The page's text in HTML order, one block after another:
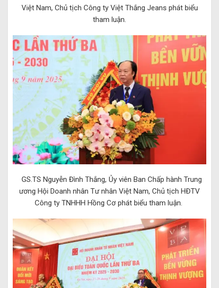
Việt Nam, Chủ tịch Công ty Việt Thắng Jeans phát biểu
tham luận.
GS.TS Nguyễn Đình Thắng, Ủy viên Ban Chấp hành Trung
ương Hội Doanh nhân Tư nhân Việt Nam, Chủ tịch HĐTV
Công ty TNHHH Hồng Cơ phát biểu tham luận.